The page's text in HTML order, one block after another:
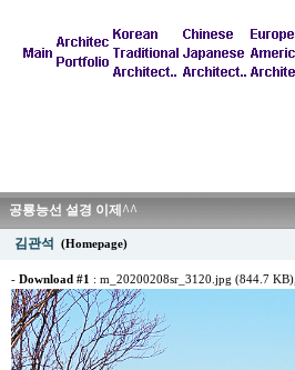
공룡능선 설경 이제^^
김관석 (Homepage)
- Download #1 : m_20200208sr_3120.jpg (844.7 KB)